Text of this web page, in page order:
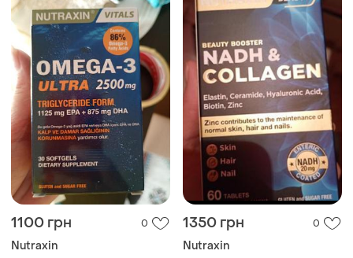
1100 грн 0
Nutraxin
1350 грн 0
Nutraxin